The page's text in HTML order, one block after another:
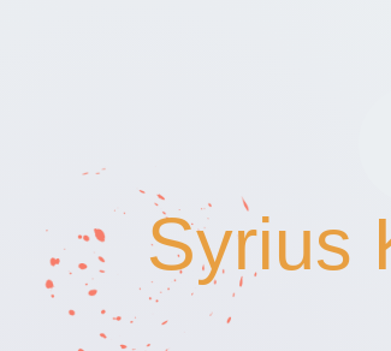
Syrius